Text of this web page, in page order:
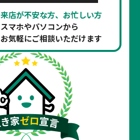
来店が不安な方、お忙しい方
スマホやパソコンから
お気軽にご相談いただけます